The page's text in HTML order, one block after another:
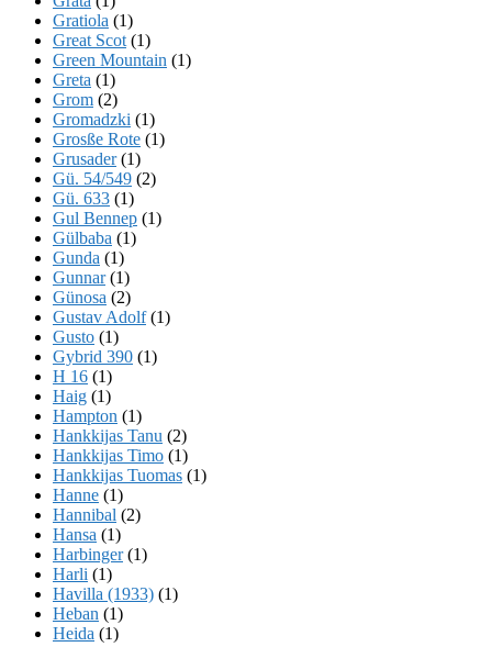
Gratiola (1)
Great Scot (1)
Green Mountain (1)
Greta (1)
Grom (2)
Gromadzki (1)
Grosße Rote (1)
Grusader(1)
Gü. 54/549 (2)
Gü. 633 (1)
Gul Bennep (1)
Gülbaba (1)
Gunda (1)
Gunnar(1)
Günosa (2)
Gustav Adolf(1)
Gusto (1)
Gybrid 390 (1)
H 16 (1)
Haig (1)
Hampton (1)
Hankkijas Tanu (2)
Hankkijas Timo (1)
Hankkijas Tuomas (1)
Hanne (1)
Hannibal (2)
Hansa (1)
Harbinger(1)
Harli (1)
Havilla (1933) (1)
Heban (1)
Heida (1)